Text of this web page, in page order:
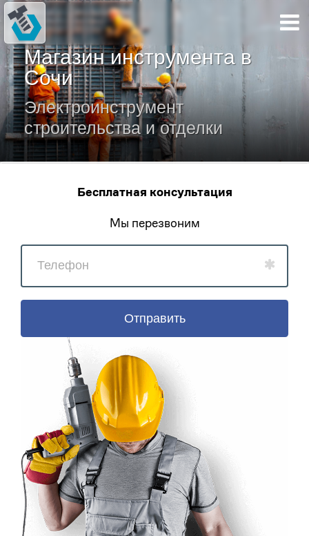
Магазин инструмента в
Сочи
Электроинструмент
строительства и отделки
Бесплатная консультация
Мы перезвоним
Отправить